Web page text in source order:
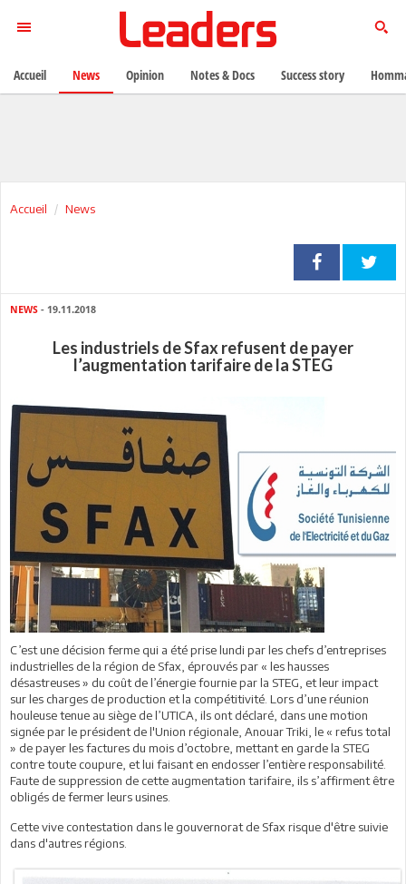
Accueil News
NEWS - 19.11.2018
Les industriels de Sfax refusent de payer
l’augmentation tarifaire de la STEG
C’est une décision ferme qui a été prise lundi par les chefs d’entreprises
industrielles de la région de Sfax, éprouvés par « les hausses
désastreuses » du coût de l’énergie fournie par la STEG, et leur impact
sur les charges de production et la compétitivité. Lors d’une réunion
houleuse tenue au siège de l’UTICA, ils ont déclaré, dans une motion
signée par le président de l'Union régionale, Anouar Triki, le « refus total
» de payer les factures du mois d’octobre, mettant en garde la STEG
contre toute coupure, et lui faisant en endosser l’entière responsabilité.
Faute de suppression de cette augmentation tarifaire, ils s’affirment être
obligés de fermer leurs usines.
Cette vive contestation dans le gouvernorat de Sfax risque d'être suivie
dans d'autres régions.
Accueil News Opinion Notes & Docs Success story